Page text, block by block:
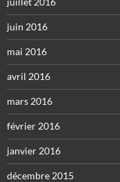
juin 2016
mai 2016
avril 2016
mars 2016
février 2016
janvier 2016
décembre 2015